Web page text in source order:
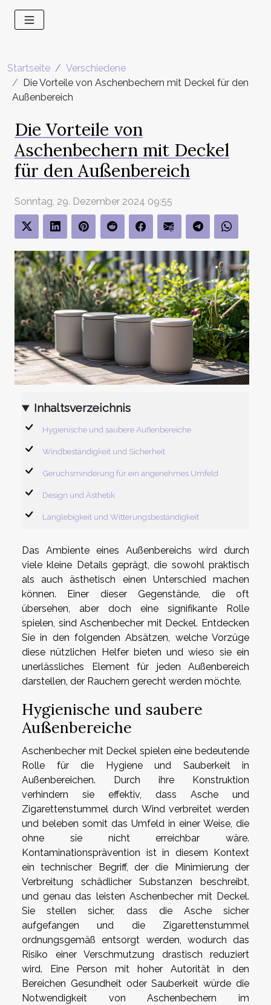
Startseite
Verschiedene
Die Vorteile von Aschenbechern mit Deckel für den
Außenbereich
Die Vorteile von
Aschenbechern mit Deckel
für den Außenbereich
Sonntag, 29. Dezember 2024 09:55
Inhaltsverzeichnis
Hygienische und saubere Außenbereiche
Windbeständigkeit und Sicherheit
Geruchsminderung für ein angenehmes Umfeld
Design und Ästhetik
Langlebigkeit und Witterungsbeständigkeit
Das Ambiente eines Außenbereichs wird durch
viele kleine Details geprägt, die sowohl praktisch
als auch ästhetisch einen Unterschied machen
können. Einer dieser Gegenstände, die oft
übersehen, aber doch eine signifikante Rolle
spielen, sind Aschenbecher mit Deckel. Entdecken
Sie in den folgenden Absätzen, welche Vorzüge
diese nützlichen Helfer bieten und wieso sie ein
unerlässliches Element für jeden Außenbereich
darstellen, der Rauchern gerecht werden möchte.
Hygienische und saubere
Außenbereiche
Aschenbecher mit Deckel spielen eine bedeutende
Rolle für die Hygiene und Sauberkeit in
Außenbereichen. Durch ihre Konstruktion
verhindern sie effektiv, dass Asche und
Zigarettenstummel durch Wind verbreitet werden
und beleben somit das Umfeld in einer Weise, die
ohne sie nicht erreichbar wäre.
Kontaminationsprävention ist in diesem Kontext
ein technischer Begriff, der die Minimierung der
Verbreitung schädlicher Substanzen beschreibt,
und genau das leisten Aschenbecher mit Deckel.
Sie stellen sicher, dass die Asche sicher
aufgefangen und die Zigarettenstummel
ordnungsgemäß entsorgt werden, wodurch das
Risiko einer Verschmutzung drastisch reduziert
wird. Eine Person mit hoher Autorität in den
Bereichen Gesundheit oder Sauberkeit würde die
Notwendigkeit von Aschenbechern im